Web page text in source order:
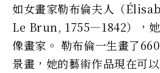
如女畫家勒布倫夫人（
Le Brun, 1755—1842），她
像畫家。 勒布倫一生畫了
景畫，她的藝術作品現在可